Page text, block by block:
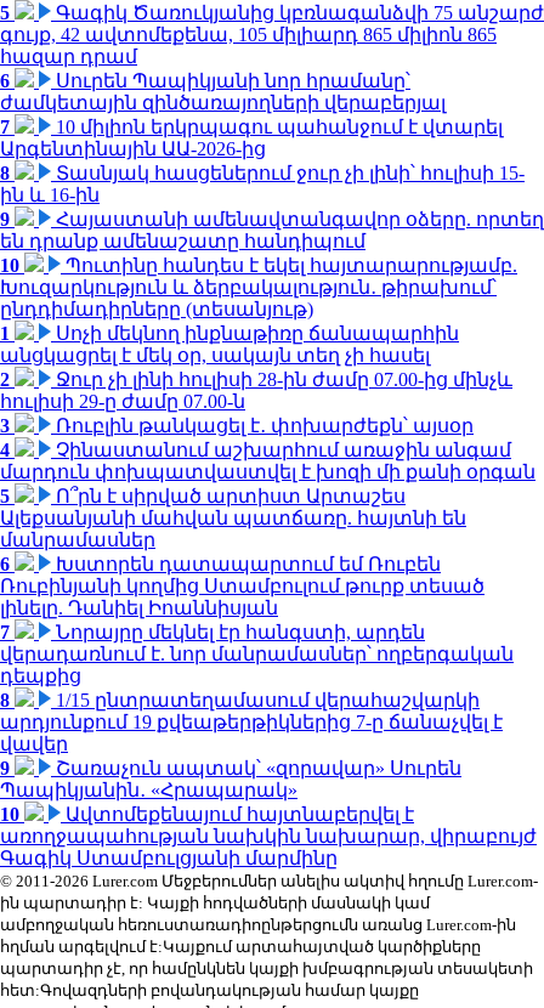
5
Գագիկ Ծառուկյանից կբռնագանձվի 75 անշարժ
գույք, 42 ավտոմեքենա, 105 միլիարդ 865 միլիոն 865
հազար դրամ
6
Սուրեն Պապիկյանի նոր հրամանը՝
ժամկետային զինծառայողների վերաբերյալ
7
10 միլիոն երկրպագու պահանջում է վտարել
Արգենտինային ԱԱ-2026-ից
8
Տասնյակ հասցեներում ջուր չի լինի՝ հուլիսի 15-
ին և 16-ին
9
Հայաստանի ամենավտանգավոր օձերը. որտեղ
են դրանք ամենաշատը հանդիպում
10
Պուտինը հանդես է եկել հայտարարությամբ.
Խուզարկություն և ձերբակալություն․ թիրախում՝
ընդդիմադիրները (տեսանյութ)
1
Սոչի մեկնող ինքնաթիռը ճանապարհին
անցկացրել է մեկ օր, սակայն տեղ չի հասել
2
Ջուր չի լինի հուլիսի 28-ին ժամը 07.00-ից մինչև
հուլիսի 29-ը ժամը 07.00-ն
3
Ռուբլին թանկացել է․ փոխարժեքն՝ այսօր
4
Չինաստանում աշխարհում առաջին անգամ
մարդուն փոխպատվաստվել է խոզի մի քանի օրգան
5
Ո՞րն է սիրված արտիստ Արտաշես
Ալեքսանյանի մահվան պատճառը. հայտնի են
մանրամասներ
6
Խստորեն դատապարտում եմ Ռուբեն
Ռուբինյանի կողմից Ստամբուլում թուրք տեսած
լինելը. Դանիել Իոաննիսյան
7
Նորայրը մեկնել էր հանգստի, արդեն
վերադառնում է. նոր մանրամասներ՝ ողբերգական
դեպքից
8
1/15 ընտրատեղամասում վերահաշվարկի
արդյունքում 19 քվեաթերթիկներից 7-ը ճանաչվել է
վավեր
9
Շառաչուն ապտակ՝ «զորավար» Սուրեն
Պապիկյանին․ «Հրապարակ»
10
Ավտոմեքենայում հայտնաբերվել է
առողջապահության նախկին նախարար, վիրաբույժ
Գագիկ Ստամբուլցյանի մարմինը
© 2011-2026 Lurer.com Մեջբերումներ անելիս ակտիվ հղումը Lurer.com-
ին պարտադիր է: Կայքի հոդվածների մասնակի կամ
ամբողջական հեռուստառադիոընթերցումն առանց Lurer.com-ին
հղման արգելվում է:Կայքում արտահայտված կարծիքները
պարտադիր չէ, որ համընկնեն կայքի խմբագրության տեսակետի
հետ:Գովազդների բովանդակության համար կայքը